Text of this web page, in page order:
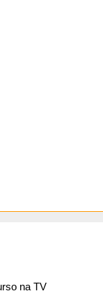
na TV